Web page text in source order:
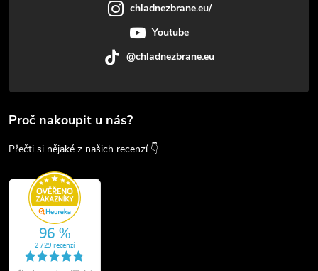
chladnezbrane.eu/
Youtube
@chladnezbrane.eu
Proč nakoupit u nás?
Přečti si nějaké z našich recenzí 👇